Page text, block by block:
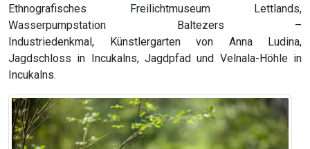
Ethnografisches Freilichtmuseum Lettlands,
Wasserpumpstation Baltezers –
Industriedenkmal, Künstlergarten von Anna Ludina,
Jagdschloss in Incukalns, Jagdpfad und Velnala-Höhle in
Incukalns.